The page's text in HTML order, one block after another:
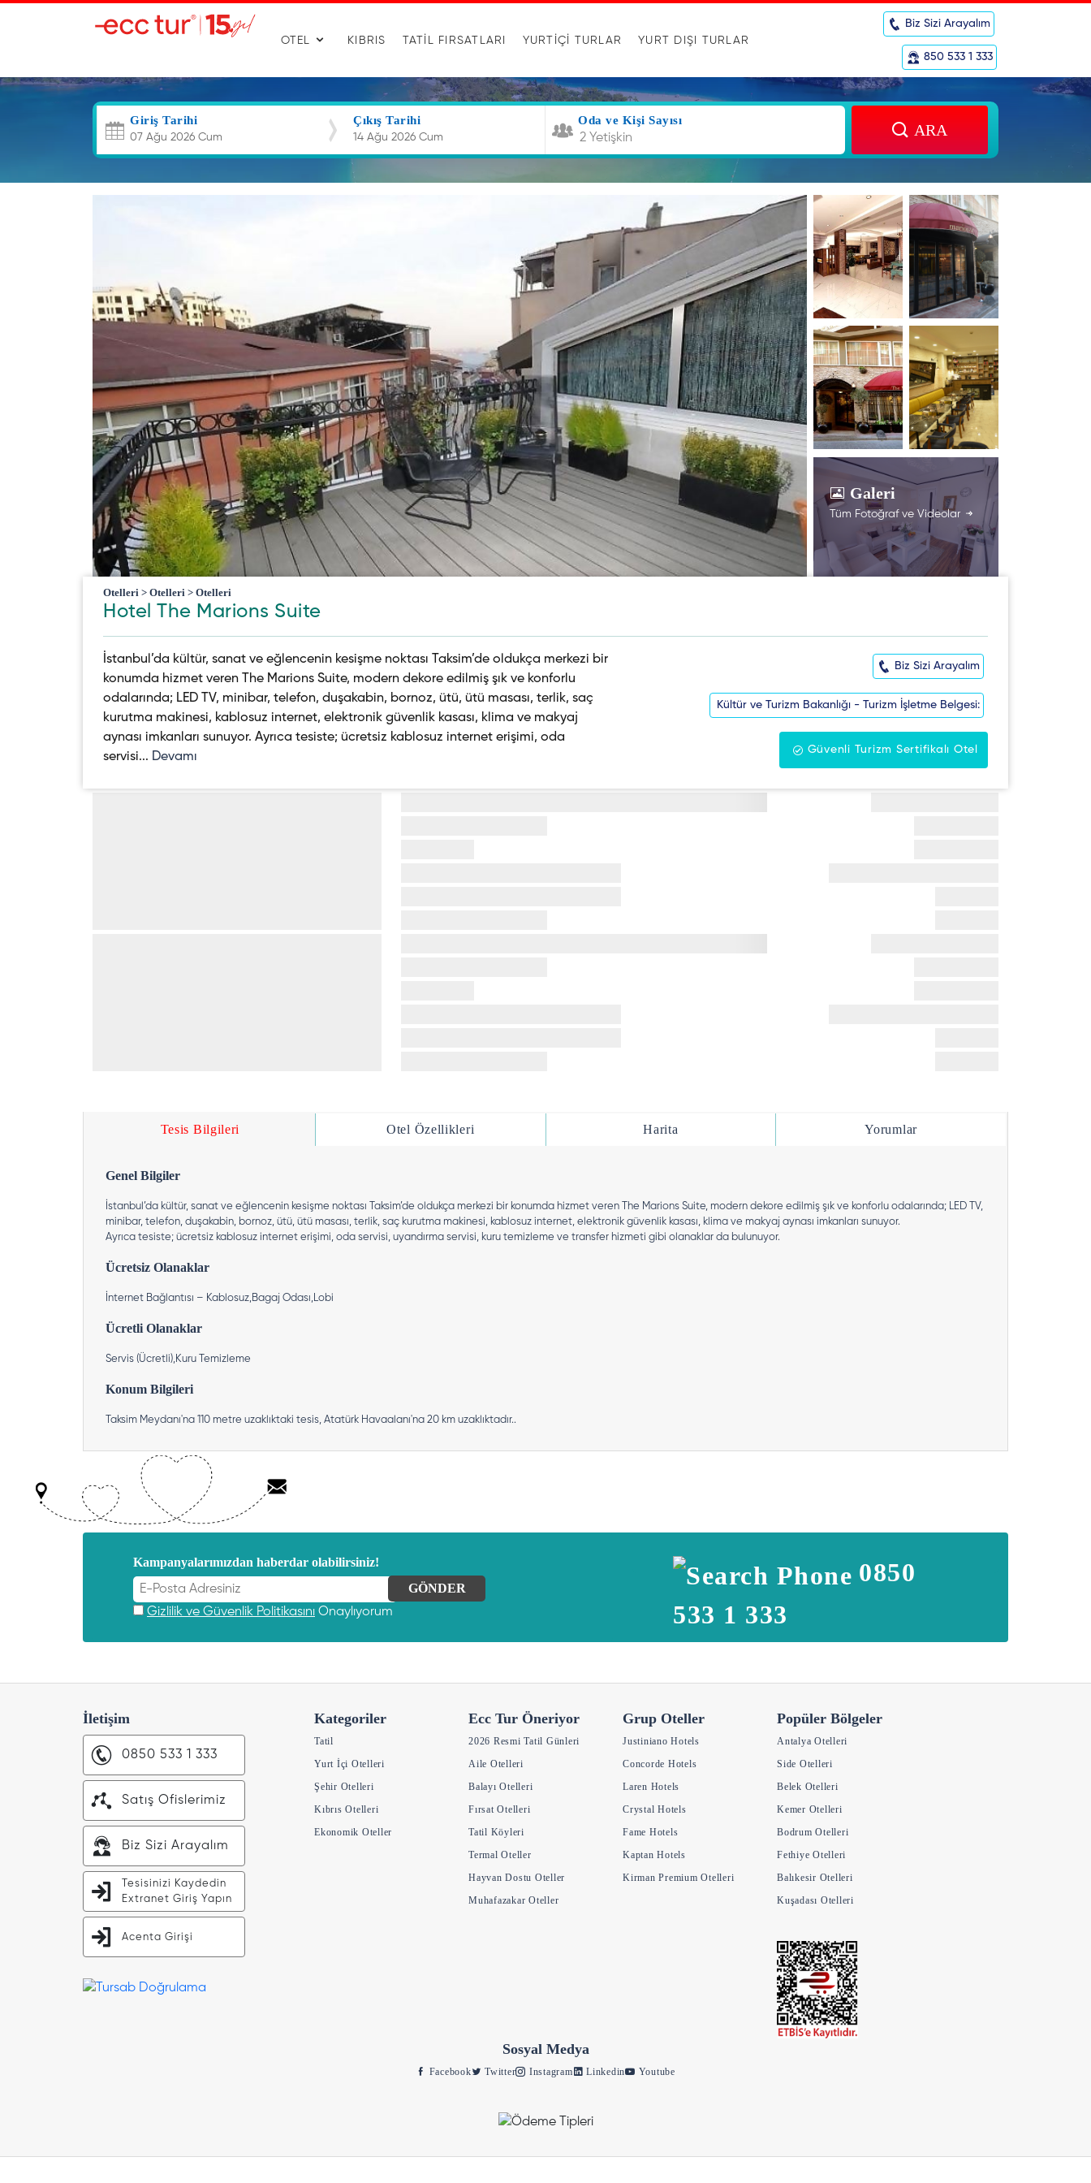
OTEL KIBRIS TATİL FIRSATLARI YURTIÇI TURLAR YURT DIŞI TURLAR
Biz Sizi Arayalım
850 533 1 333
Giriş Tarihi Çıkış Tarihi
Oda ve Kişi Sayısı
2 Yetişkin
ARA
Galeri
Tüm Fotoğraf ve Videolar
Otelleri > Otelleri > Otelleri
Hotel The Marions Suite
İstanbul’da kültür, sanat ve eğlencenin kesişme noktası Taksim’de oldukça merkezi bir
konumda hizmet veren The Marions Suite, modern dekore edilmiş şık ve konforlu
odalarında; LED TV, minibar, telefon, duşakabin, bornoz, ütü, ütü masası, terlik, saç
kurutma makinesi, kablosuz internet, elektronik güvenlik kasası, klima ve makyaj
aynası imkanları sunuyor. Ayrıca tesiste; ücretsiz kablosuz internet erişimi, oda
servisi... Devamı
Biz Sizi Arayalım
Kültür ve Turizm Bakanlığı - Turizm İşletme Belgesi:
Güvenli Turizm Sertifikalı Otel
Tesis Bilgileri Otel Özellikleri Harita Yorumlar
Genel Bilgiler
İstanbul’da kültür, sanat ve eğlencenin kesişme noktası Taksim’de oldukça merkezi bir konumda hizmet veren The Marions Suite, modern dekore edilmiş şık ve konforlu odalarında; LED TV,
minibar, telefon, duşakabin, bornoz, ütü, ütü masası, terlik, saç kurutma makinesi, kablosuz internet, elektronik güvenlik kasası, klima ve makyaj aynası imkanları sunuyor.
Ayrıca tesiste; ücretsiz kablosuz internet erişimi, oda servisi, uyandırma servisi, kuru temizleme ve transfer hizmeti gibi olanaklar da bulunuyor.
Ücretsiz Olanaklar
İnternet Bağlantısı – Kablosuz,Bagaj Odası,Lobi
Ücretli Olanaklar
Servis (Ücretli),Kuru Temizleme
Konum Bilgileri
Taksim Meydanı'na 110 metre uzaklıktaki tesis, Atatürk Havaalanı'na 20 km uzaklıktadır..
Kampanyalarımızdan haberdar olabilirsiniz!
Gizlilik ve Güvenlik Politikasını Onaylıyorum
0850
533 1 333
İletişim
0850 533 1 333
Satış Ofislerimiz
Biz Sizi Arayalım
Tesisinizi Kaydedin
Extranet Giriş Yapın
Acenta Girişi
Kategoriler
Tatil
Yurt İçi Otelleri
Şehir Otelleri
Kıbrıs Otelleri
Ekonomik Oteller
Ecc Tur Öneriyor
2026 Resmi Tatil Günleri
Aile Otelleri
Balayı Otelleri
Fırsat Otelleri
Tatil Köyleri
Termal Oteller
Hayvan Dostu Oteller
Muhafazakar Oteller
Grup Oteller
Justiniano Hotels
Concorde Hotels
Laren Hotels
Crystal Hotels
Fame Hotels
Kaptan Hotels
Kirman Premium Otelleri
Popüler Bölgeler
Antalya Otelleri
Side Otelleri
Belek Otelleri
Kemer Otelleri
Bodrum Otelleri
Fethiye Otelleri
Balıkesir Otelleri
Kuşadası Otelleri
Sosyal Medya
Facebook Twitter Instagram Linkedin Youtube